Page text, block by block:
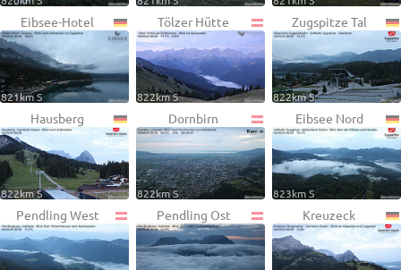
Eibsee-Hotel
821km S
Tölzer Hütte
822km S
Zugspitze Tal
822km S
Hausberg
822km S
Dornbirn
822km S
Eibsee Nord
823km S
Pendling West Pendling Ost Kreuzeck